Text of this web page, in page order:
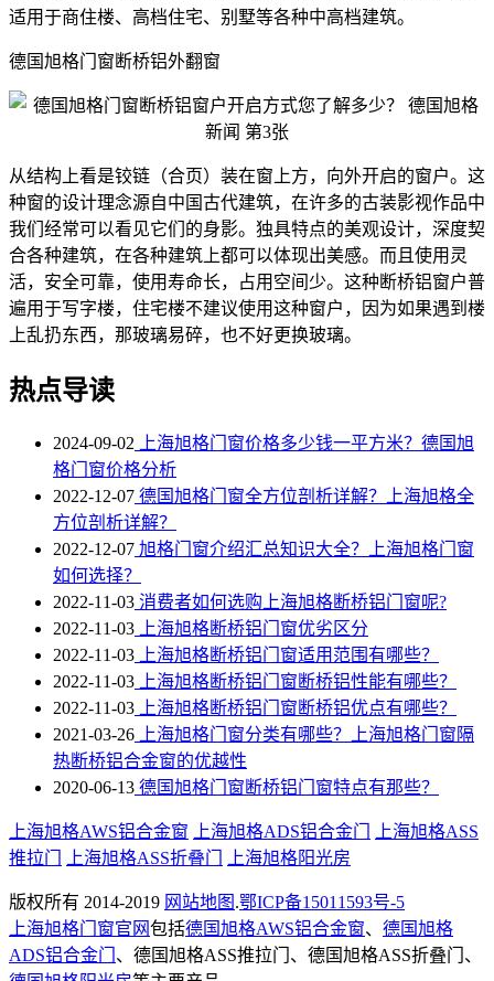
适用于商住楼、高档住宅、别墅等各种中高档建筑。
德国旭格门窗断桥铝外翻窗
从结构上看是铰链（合页）装在窗上方，向外开启的窗户。这
种窗的设计理念源自中国古代建筑，在许多的古装影视作品中
我们经常可以看见它们的身影。独具特点的美观设计，深度契
合各种建筑，在各种建筑上都可以体现出美感。而且使用灵
活，安全可靠，使用寿命长，占用空间少。这种断桥铝窗户普
遍用于写字楼，住宅楼不建议使用这种窗户，因为如果遇到楼
上乱扔东西，那玻璃易碎，也不好更换玻璃。
热点导读
2024-09-02 上海旭格门窗价格多少钱一平方米？德国旭
格门窗价格分析
2022-12-07 德国旭格门窗全方位剖析详解？上海旭格全
方位剖析详解？
2022-12-07 旭格门窗介绍汇总知识大全？上海旭格门窗
如何选择？
2022-11-03 消费者如何选购上海旭格断桥铝门窗呢?
2022-11-03 上海旭格断桥铝门窗优劣区分
2022-11-03 上海旭格​断桥铝门窗适用范围有哪些？
2022-11-03 上海旭格断桥铝门窗断桥铝性能有哪些？
2022-11-03 上海旭格断桥铝门窗断桥铝优点有哪些？
2021-03-26 上海旭格门窗分类有哪些？上海旭格门窗隔
热断桥铝合金窗的优越性
2020-06-13 德国旭格门窗断桥铝门窗特点有那些？
上海旭格AWS铝合金窗 上海旭格ADS铝合金门
上海旭格ASS
推拉门
上海旭格ASS折叠门 上海旭格阳光房
版权所有 2014-2019 网站地图 .鄂ICP备15011593号-5
上海旭格门窗官网包括德国旭格AWS铝合金窗、 德国旭格
ADS铝合金门 、德国旭格ASS推拉门、德国旭格ASS折叠门、